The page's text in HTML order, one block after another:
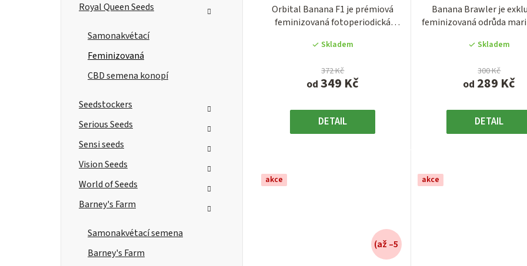
Royal Queen Seeds
Samonakvétací
Feminizovaná
CBD semena konopí
Seedstockers
Serious Seeds
Sensi seeds
Vision Seeds
World of Seeds
Barney's Farm
Samonakvétací semena
Barney's Farm
Orbital Banana F1 je prémiová
feminizovaná fotoperiodická
Skladem
od 349 Kč
372 Kč
DETAIL
5,0
z
hvězdiček.
Banana Brawler je
feminizovaná odrůda
Skladem
od 289 Kč
300 Kč
DETAIL
3,5
z
hvězdiček.
akce
(až –5
akce